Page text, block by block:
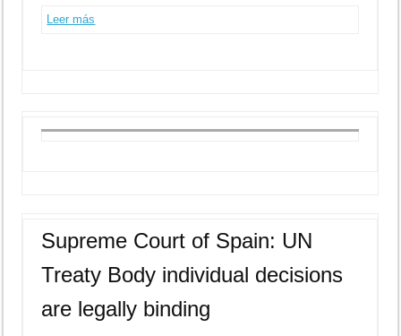
Leer más
Supreme Court of Spain: UN
Treaty Body individual decisions
are legally binding